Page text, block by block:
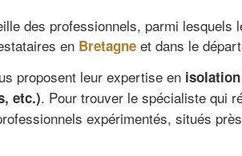
des professionnels, parmi
en Bretagne et dans le
proposent leur expertise en
etc.). Pour trouver le spécialiste qui
expérimentés, situés